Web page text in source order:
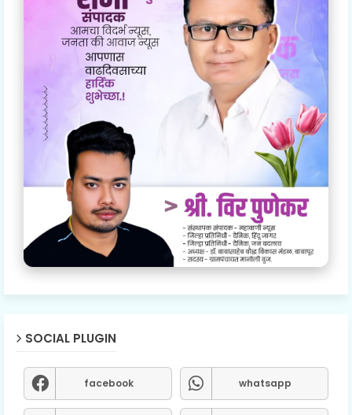
SOCIAL PLUGIN
facebook whatsapp